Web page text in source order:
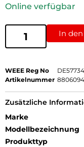
Online verfügbar
In
WEEE Reg No
Artikelnummer
Zusätzliche
Marke
Modellbezeichnung
Produkttyp